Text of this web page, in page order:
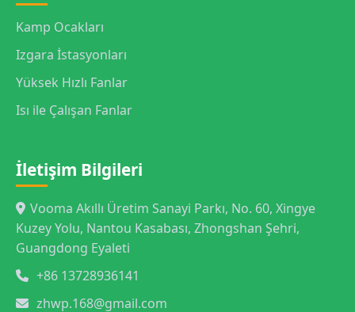
Kamp Ocakları
Izgara İstasyonları
Yüksek Hızlı Fanlar
Isı ile Çalışan Fanlar
İletişim Bilgileri
Vooma Akıllı Üretim Sanayi Parkı, No. 60, Xingye
Kuzey Yolu, Nantou Kasabası, Zhongshan Şehri,
Guangdong Eyaleti
+86 13728936141
zhwp.168@gmail.com